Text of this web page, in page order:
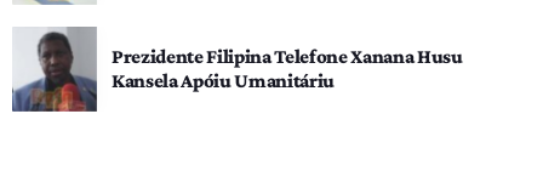
Prezidente Filipina Telefone Xanana Husu
Kansela Apóiu Umanitáriu